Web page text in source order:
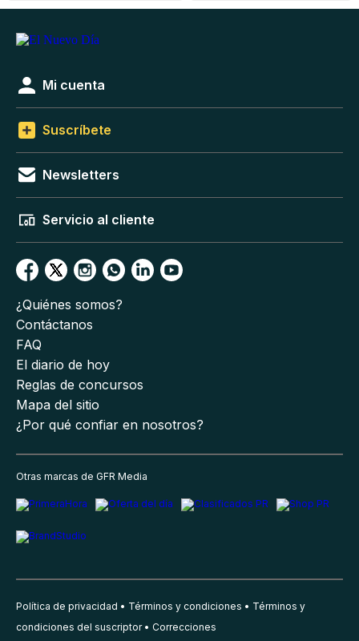
Mi cuenta
Suscríbete
Newsletters
Servicio al cliente
¿Quiénes somos?
Contáctanos
FAQ
El diario de hoy
Reglas de concursos
Mapa del sitio
¿Por qué confiar en nosotros?
Otras marcas de GFR Media
Política de privacidad Términos y condiciones
Términos y
condiciones del suscriptor
Correcciones